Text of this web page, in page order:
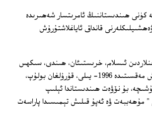
كۈنى ھىندىستاننىڭ ئامرىتسار شەھىرىدە
قانداق ئاياغلاشتۇرۇش
ئىسلام، خرىستىئان، ھىندى، سىكھس
ۋە يەھۇدىي دىنلىرى ئارىسىدا ئۆز-ئارا دىئالوگنى ئىلگىرى سۈرۈش مەقسىتىدە 1996- يىلى، قۇرۇلغان بولۇپ،
بۇ نۆۋەت ھىندىستاندا ئېلىپ
مۇھەببەت ۋە ئەپۇ قىلىش تېمىسىدا پاراسەت